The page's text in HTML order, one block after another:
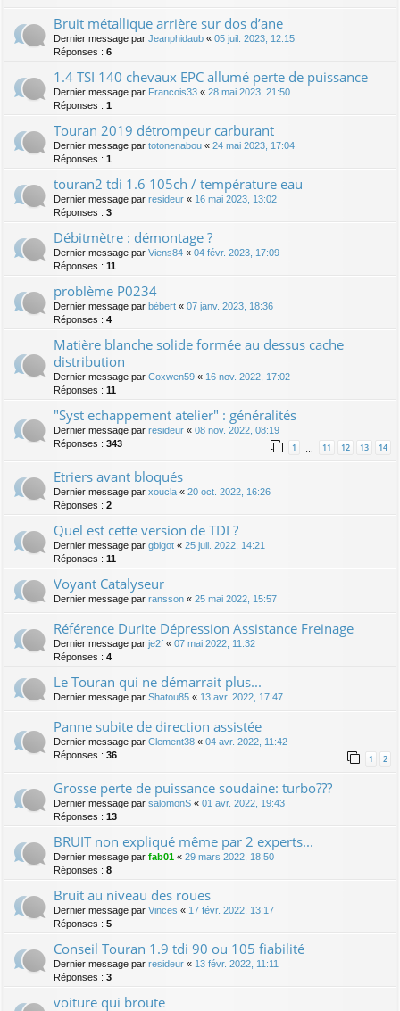
Bruit métallique arrière sur dos d’ane
Dernier message par Jeanphidaub « 05 juil. 2023, 12:15
Réponses : 6
1.4 TSI 140 chevaux EPC allumé perte de puissance
Dernier message par Francois33 « 28 mai 2023, 21:50
Réponses : 1
Touran 2019 détrompeur carburant
Dernier message par totonenabou « 24 mai 2023, 17:04
Réponses : 1
touran2 tdi 1.6 105ch / température eau
Dernier message par resideur « 16 mai 2023, 13:02
Réponses : 3
Débitmètre : démontage ?
Dernier message par Viens84 « 04 févr. 2023, 17:09
Réponses : 11
problème P0234
Dernier message par bèbert « 07 janv. 2023, 18:36
Réponses : 4
Matière blanche solide formée au dessus cache
distribution
Dernier message par Coxwen59 « 16 nov. 2022, 17:02
Réponses : 11
"Syst echappement atelier" : généralités
Dernier message par resideur « 08 nov. 2022, 08:19
Réponses : 343 1 11 12 13 14
Etriers avant bloqués
Dernier message par xoucla « 20 oct. 2022, 16:26
Réponses : 2
Quel est cette version de TDI ?
Dernier message par gbigot « 25 juil. 2022, 14:21
Réponses : 11
Voyant Catalyseur
Dernier message par ransson « 25 mai 2022, 15:57
Référence Durite Dépression Assistance Freinage
Dernier message par je2f « 07 mai 2022, 11:32
Réponses : 4
Le Touran qui ne démarrait plus...
Dernier message par Shatou85 « 13 avr. 2022, 17:47
Panne subite de direction assistée
Dernier message par Clement38 « 04 avr. 2022, 11:42
Réponses : 36 1 2
Grosse perte de puissance soudaine: turbo???
Dernier message par salomonS « 01 avr. 2022, 19:43
Réponses : 13
BRUIT non expliqué même par 2 experts...
Dernier message par fab01 « 29 mars 2022, 18:50
Réponses : 8
Bruit au niveau des roues
Dernier message par Vinces « 17 févr. 2022, 13:17
Réponses : 5
Conseil Touran 1.9 tdi 90 ou 105 fiabilité
Dernier message par resideur « 13 févr. 2022, 11:11
Réponses : 3
voiture qui broute